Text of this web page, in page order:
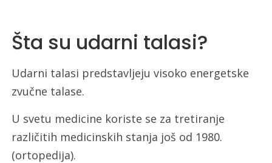
Šta su udarni talasi?
Udarni talasi predstavljeju visoko energetske
zvučne talase.
U svetu medicine koriste se za tretiranje
različitih medicinskih stanja još od 1980.
(ortopedija).